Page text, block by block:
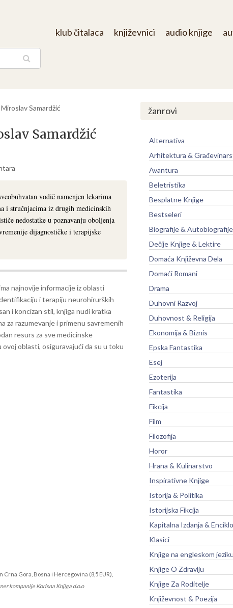
klub čitalaca književnici audio knjige
Samardžić
Samardžić
vodič namenjen lekarima
i stručnjacima iz drugih medicinskih
nedostatke u poznavanju oboljenja
dijagnostičke i terapijske
najnovije informacije iz oblasti
i terapiju neurohirurških
i koncizan stil, knjiga nudi kratka
za razumevanje i primenu savremenih
resurs za sve medicinske
oblasti, osiguravajući da su u toku
Gora, Bosna i Hercegovina (8,5 EUR),
kompanije Korisna Knjiga d.o.o
žanrovi
Alternativa
Arhitektura &
Avantura
Beletristika
Besplatne Knjige
Bestseleri
Biografije & Autobiografije
Dečije Knjige & Lektire
Domaća Književna Dela
Domaći Romani
Drama
Duhovni Razvoj
Duhovnost & Religija
Ekonomija & Biznis
Epska Fantastika
Esej
Ezoterija
Fantastika
Fikcija
Film
Filozofija
Horor
Hrana & Kulinarstvo
Inspirativne Knjige
Istorija & Politika
Istorijska Fikcija
Kapitalna Izdanja &
Klasici
Knjige na engleskom jeziku
Knjige O Zdravlju
Knjige Za Roditelje
Književnost & Poezija